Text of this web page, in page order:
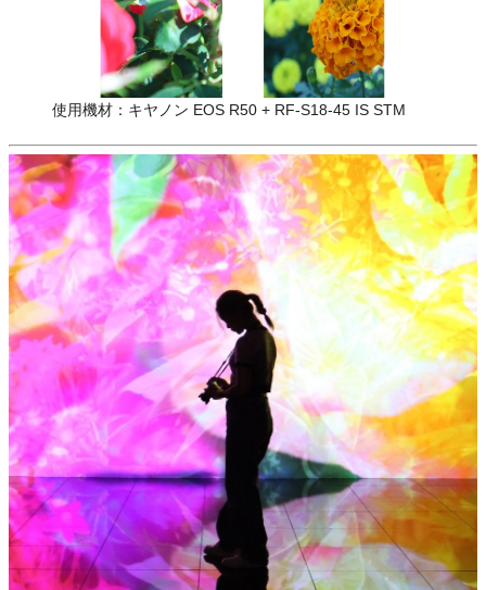
使用機材：キヤノン EOS R50 + RF-S18-45 IS STM